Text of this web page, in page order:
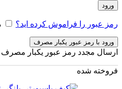
ورود
رمز عبور را فراموش کرده اید؟
ورود با رمز عبور یکبار مصرف
ارسال مجدد رمز عبور یکبار مصرف
فروخته شده